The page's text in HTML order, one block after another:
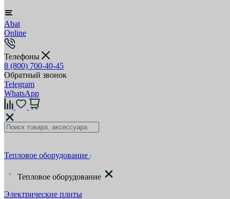
Abat
Online
Телефоны
8 (800) 700-40-45
Обратный звонок
Telegram
WhatsApp
Тепловое оборудование
Тепловое оборудование
Электрические плиты